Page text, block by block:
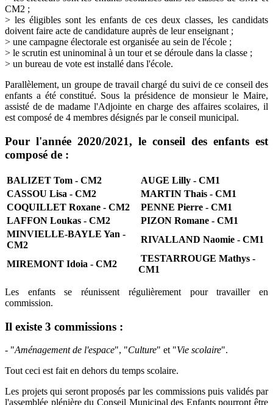
CM2 ;
> les éligibles sont les enfants de ces deux classes, les candidats
doivent faire acte de candidature auprès de leur enseignant ;
> une campagne électorale est organisée au sein de l'école ;
> le scrutin est uninominal à un tour et se déroule dans la classe ;
> un bureau de vote est installé dans l'école.
Parallèlement, un groupe de travail chargé du suivi de ce conseil des
enfants a été constitué. Sous la présidence de monsieur le Maire,
assisté de de madame l'Adjointe en charge des affaires scolaires, il
est composé de 4 membres désignés par le conseil municipal.
Pour l'année 2020/2021, le conseil des enfants est
composé de :
BALIZET Tom - CM2
AUGE Lilly - CM1
CASSOU Lisa - CM2
MARTIN Thais - CM1
COQUILLET Roxane - CM2
PENNE Pierre - CM1
LAFFON Loukas - CM2
PIZON Romane - CM1
MINVIELLE-BAYLE Yan -
CM2
RIVALLAND Naomie - CM1
MIREMONT Idoia - CM2
TESTARROUGE Mathys -
CM1
Les enfants se réunissent régulièrement pour travailler en
commission.
Il existe 3 commissions :
- "Aménagement de l'espace", "Culture" et "Vie scolaire".
Tout ceci est fait en dehors du temps scolaire.
Les projets qui seront proposés par les commissions puis validés par
l'assemblée plénière du Conseil Municipal des Enfants pourront être